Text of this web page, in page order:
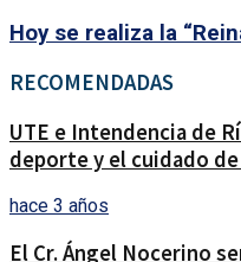
Hoy se realiza la
RECOMENDADAS
UTE e Intendencia de
deporte y el cuidado
hace 3 años
El Cr. Ángel Nocerino